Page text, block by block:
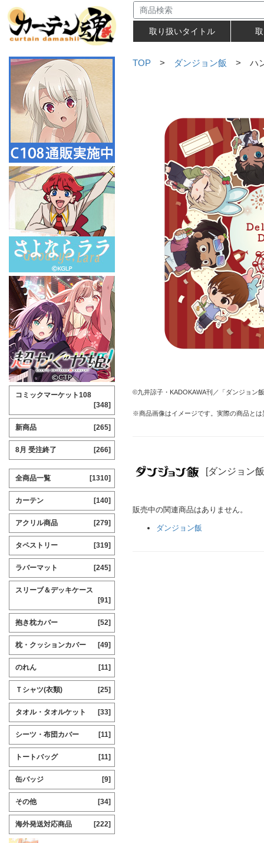
取り扱いタイトル
TOP > ダンジョン飯 > ハン
©九井諒子・KADOKAWA刊／「ダンジョン
※商品画像はイメージです。実際の商品と
[ダンジョン
販売中の関連商品はありません。
ダンジョン飯
コミックマーケット108
[348]
新商品 [265]
8月 受注終了 [266]
全商品一覧 [1310]
カーテン [140]
アクリル商品 [279]
タペストリー [319]
ラバーマット [245]
スリーブ＆デッキケース
[91]
抱き枕カバー [52]
枕・クッションカバー [49]
のれん [11]
Ｔシャツ(衣類) [25]
タオル・タオルケット [33]
シーツ・布団カバー [11]
トートバッグ [11]
缶バッジ [9]
その他 [34]
海外発送対応商品 [222]